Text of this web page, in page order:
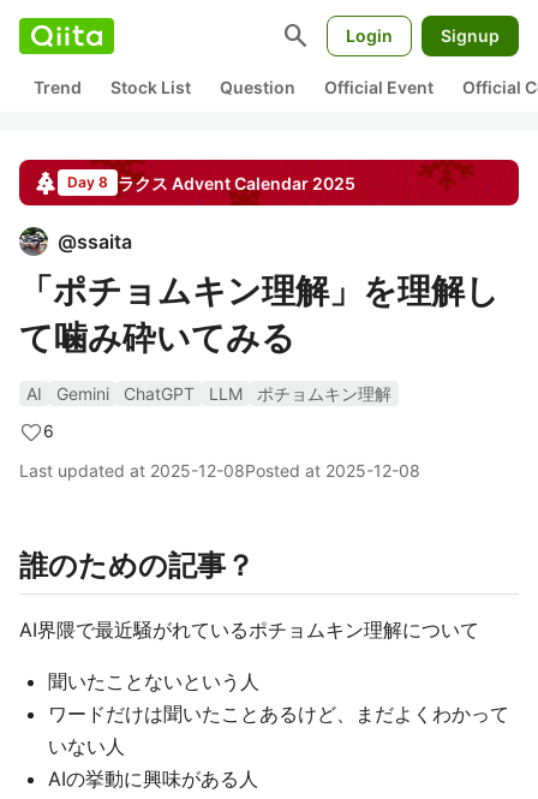
search Login Signup
Trend Stock List Question Official Event Official
Day 8 ラクス Advent Calendar 2025
@ssaita
「ポチョムキン理解」を理解し
て噛み砕いてみる
AI Gemini ChatGPT LLM
ポチョムキン理解
6
Last updated at 2025-12-08Posted at 2025-12-08
誰のための記事？
AI界隈で最近騒がれているポチョムキン理解について
聞いたことないという人
ワードだけは聞いたことあるけど、まだよくわかって
いない人
AIの挙動に興味がある人